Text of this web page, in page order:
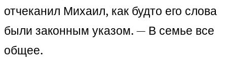
отчеканил Михаил, как будто его слова
были законным указом. — В семье все
общее.